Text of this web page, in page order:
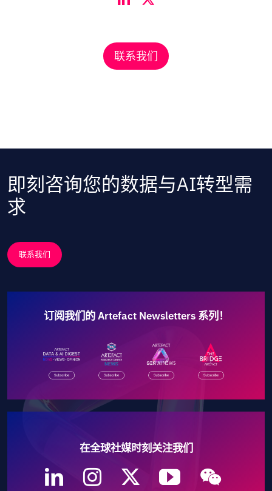
联系我们
即刻咨询您的数据与AI转型需
求
联系我们
订阅我们的 Artefact Newsletters 系列！
在全球社媒时刻关注我们